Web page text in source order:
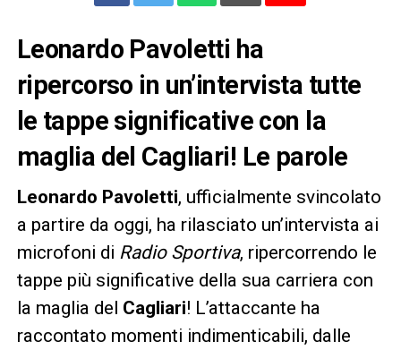
Leonardo Pavoletti ha
ripercorso in un’intervista tutte
le tappe significative con la
maglia del Cagliari! Le parole
Leonardo Pavoletti, ufficialmente svincolato
a partire da oggi, ha rilasciato un’intervista ai
microfoni di Radio Sportiva, ripercorrendo le
tappe più significative della sua carriera con
la maglia del Cagliari! L’attaccante ha
raccontato momenti indimenticabili, dalle